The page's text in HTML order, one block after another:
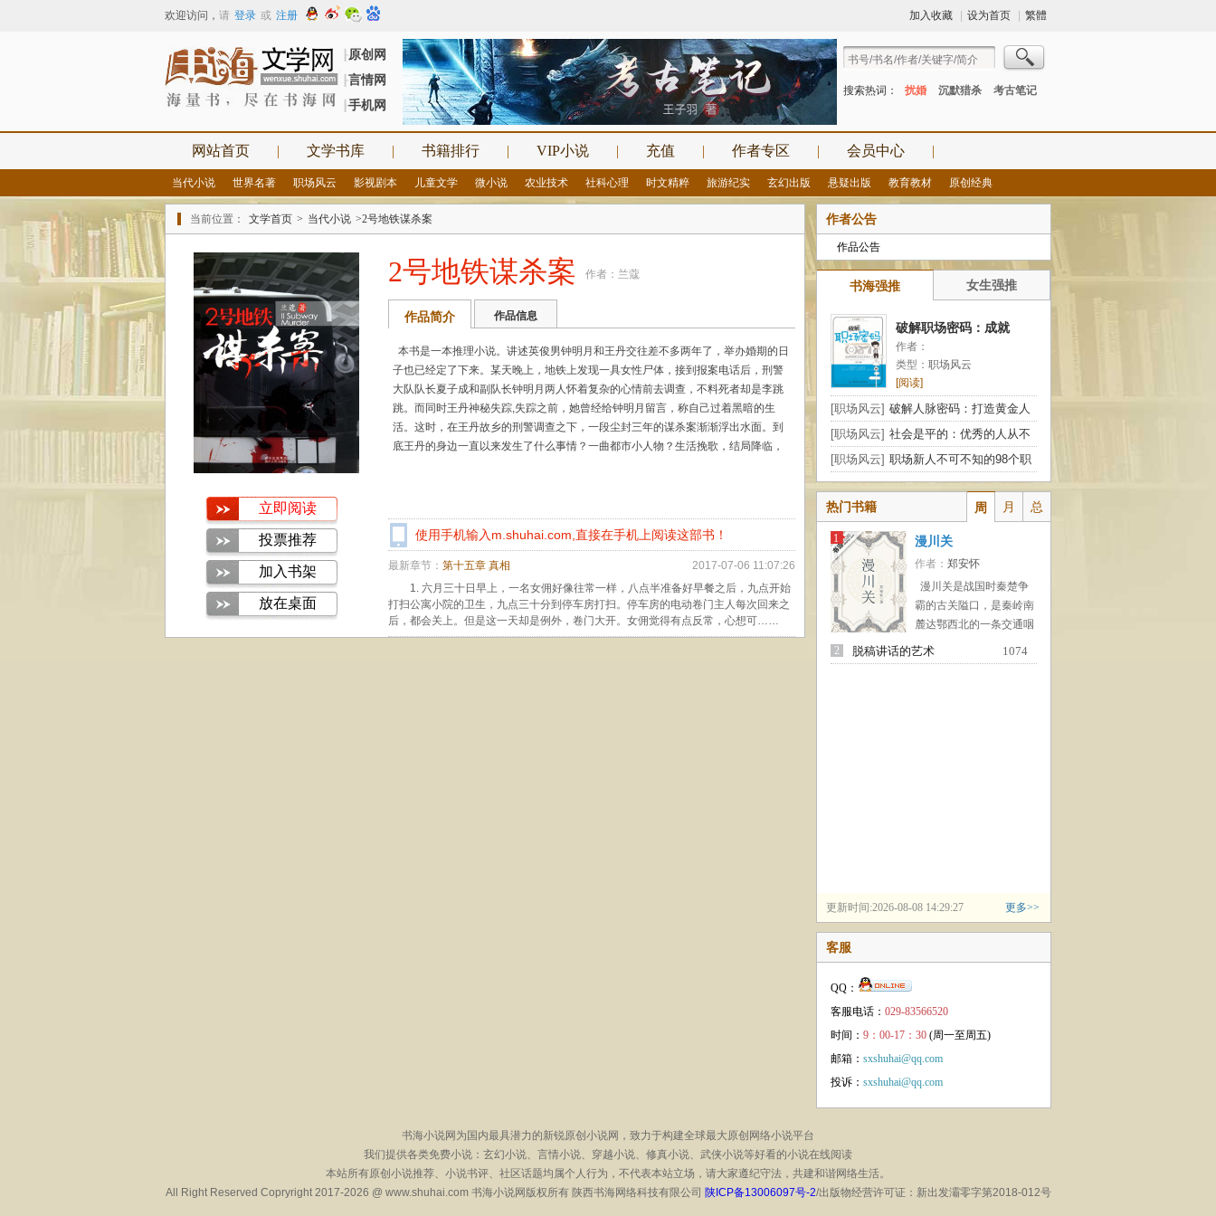
欢迎访问 ， 请 登录 或 注册 加入收藏 设为首页 繁體
┠原创网
┠言情网
┠手机网
搜索热词： 扰婚 沉默猎杀 考古笔记
网站首页 | 文学书库 | 书籍排行 | VIP小说 | 充值 | 作者专区 | 会员中心 |
当代小说 世界名著 职场风云 影视剧本 儿童文学 微小说 农业技术 社科心理 时文精粹 旅游纪实 玄幻出版 悬疑出版 教育教材 原创经典
当前位置： 文学首页 > 当代小说 >2号地铁谋杀案
立即阅读
投票推荐
加入书架
放在桌面
2号地铁谋杀案 作者：兰蔻
作品简介 作品信息
本书是一本推理小说。讲述英俊男钟明月和王丹交往差不多两年了，举办婚期的日
子也已经定了下来。某天晚上，地铁上发现一具女性尸体，接到报案电话后，刑警
大队队长夏子成和副队长钟明月两人怀着复杂的心情前去调查，不料死者却是李跳
跳。而同时王丹神秘失踪,失踪之前，她曾经给钟明月留言，称自己过着黑暗的生
活。这时，在王丹故乡的刑警调查之下，一段尘封三年的谋杀案渐渐浮出水面。到
底王丹的身边一直以来发生了什么事情？一曲都市小人物？生活挽歌，结局降临，
使用手机输入m.shuhai.com,直接在手机上阅读这部书！
最新章节： 第十五章 真相
2017-07-06 11:07:26
1. 六月三十日早上，一名女佣好像往常一样，八点半准备好早餐之后，九点开始
打扫公寓小院的卫生，九点三十分到停车房打扫。停车房的电动卷门主人每次回来之
后，都会关上。但是这一天却是例外，卷门大开。女佣觉得有点反常，心想可……
作者公告
作品公告
书海强推 女生强推
破解职场密码：成就
辉煌事业的自助读本
作者：
类型： 职场风云
[阅读]
[职场风云] 破解人脉密码：打造黄金人
脉的自助读本
[职场风云] 社会是平的：优秀的人从不
抱怨
[职场风云] 职场新人不可不知的98个职
场秘密
热门书籍 周 月 总
1 漫川关
作者： 郑安怀
漫川关是战国时秦楚争
霸的古关隘口，是秦岭南
麓达鄂西北的一条交通咽
喉。西魏废帝二年（公元
533年）置漫川县，北周
有历史意义及史料价值。
2 脱稿讲话的艺术 1074
更新时间:2026-08-08 14:29:27 更多>>
客服
QQ：
客服电话： 029-83566520
时间： 9：00-17：30 (周一至周五)
邮箱： sxshuhai@qq.com
投诉： sxshuhai@qq.com
书海小说网为国内最具潜力的新锐原创小说网，致力于构建全球最大原创网络小说平台
我们提供各类免费小说：玄幻小说、言情小说、穿越小说、修真小说、武侠小说等好看的小说在线阅读
本站所有原创小说推荐、小说书评、社区话题均属个人行为，不代表本站立场，请大家遵纪守法，共建和谐网络生活。
All Right Reserved Copryright 2017-2026 @ www.shuhai.com 书海小说网版权所有 陕西书海网络科技有限公司 陕ICP备13006097号-2/出版物经营许可证：新出发灞零字第2018-012号